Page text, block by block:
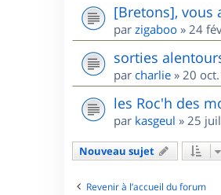
[Bretons], vous
par zigaboo » 24
sorties
par charlie » 20
les Roc'h des
par kasgeul » 25
Nouveau sujet
Revenir à l’accueil du forum